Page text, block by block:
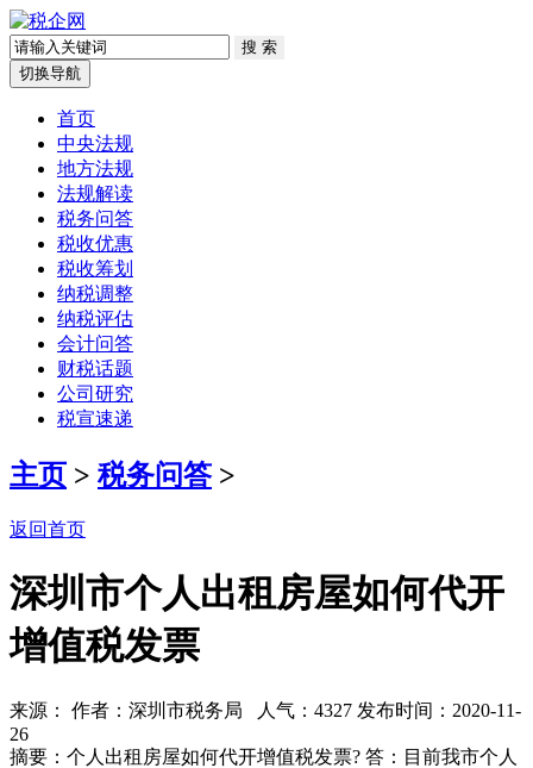
切换导航
首页
中央法规
地方法规
法规解读
税务问答
税收优惠
税收筹划
纳税调整
纳税评估
会计问答
财税话题
公司研究
税宣速递
主页 > 税务问答>
返回首页
深圳市个人出租房屋如何代开
增值税发票
来源： 作者：深圳市税务局 人气： 4327 发布时间：2020-11-
26
摘要：个人出租房屋如何代开增值税发票? 答：目前我市个人